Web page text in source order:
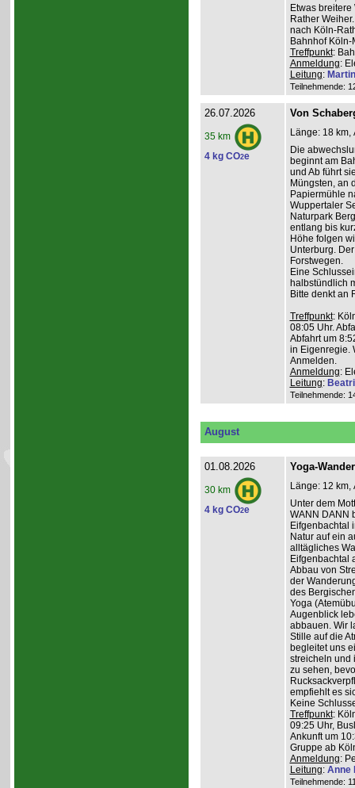
Etwas
Rather
nach Köln-
Bahnhof
Treffpunkt:
Anmeldung:
Leitung:
Teilnehmende:
26.07.2026
35 km
4 kg CO2e
Von
Länge: 18 km,
Die
beginnt am
und Ab führt
Müngsten, an
Papiermühle
Wuppertaler
Naturpark
entlang bis
Höhe folgen
Unterburg.
Forstwegen.
Eine
halbstündlich
Bitte denkt an
Treffpunkt:
08:05 Uhr.
Abfahrt um
in Eigenregie.
Anmelden.
Anmeldung:
Leitung:
Teilnehmende:
August
01.08.2026
30 km
4 kg CO2e
Yoga-
Länge: 12 km,
Unter dem
WANN DANN
Eifgenbachtal
Natur auf ein
alltägliches
Eifgenbachtal
Abbau von
der
des
Yoga
Augenblick
abbauen. Wir
Stille auf die
begleitet uns
streicheln und
zu sehen,
empfiehlt es
Keine
Treffpunkt:
09:25 Uhr,
Ankunft um
Gruppe ab
Anmeldung:
Leitung: Anne
Teilnehmende: